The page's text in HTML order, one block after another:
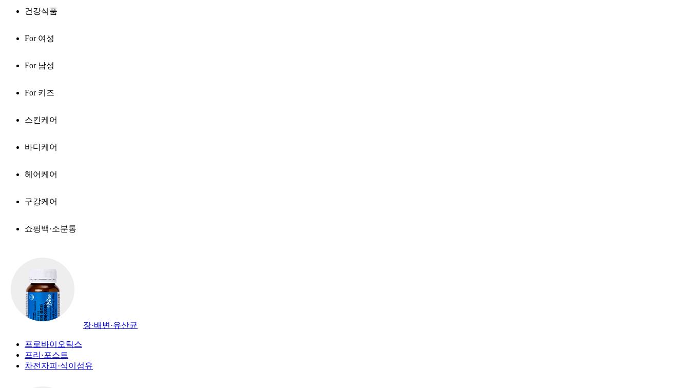
건강식품
For 여성
For 남성
For 키즈
스킨케어
바디케어
헤어케어
구강케어
쇼핑백·소분통
장·배변·유산균
프로바이오틱스
프리·포스트
차전자피·식이섬유